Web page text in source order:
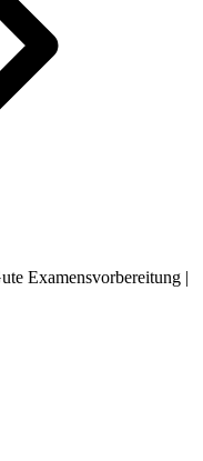
Examensvorbereitung |